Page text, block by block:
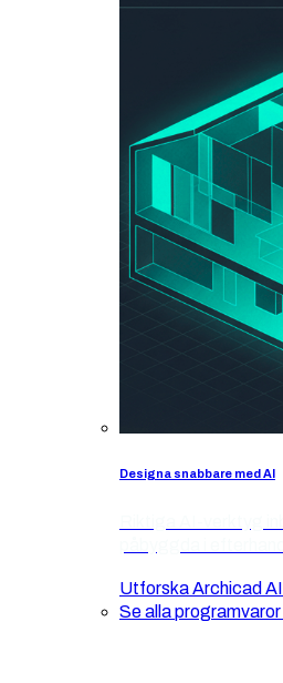
Designa snabbare med AI
Utforska Archicad AI
Se alla programvaror